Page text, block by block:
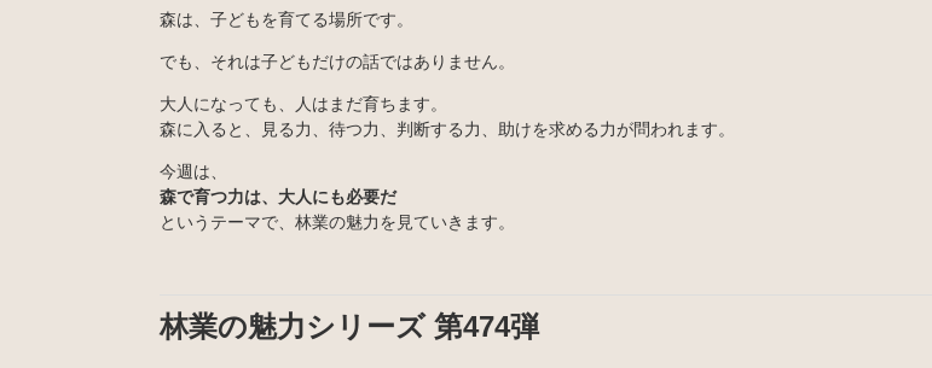
森は、子どもを育てる場所です。
でも、それは子どもだけの話ではありません。
大人になっても、人はまだ育ちます。
森に入ると、見る力、待つ力、判断する力、助けを求める力が問われます。
今週は、
森で育つ力は、大人にも必要だ
というテーマで、林業の魅力を見ていきます。
林業の魅力シリーズ 第474弾